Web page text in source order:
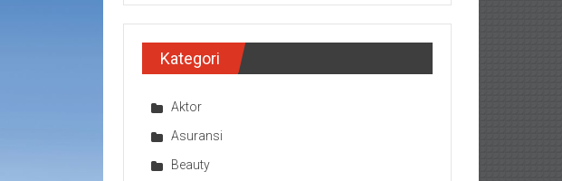
Kategori
Aktor
Asuransi
Beauty